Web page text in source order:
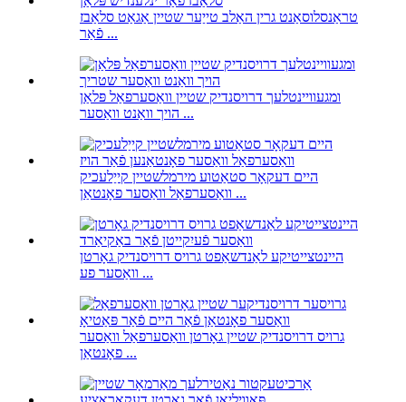
טראַנסלוסאַנט גרין האַלב טייַער שטיין אַגאַט סלאַבז
פֿאַר ...
ומגעוויינטלעך דרויסנדיק שטיין וואַסערפאַל פּלאַן
הויך וואַנט וואַסער ...
היים דעקאָר סטאַטוע מירמלשטיין קייַלעכיק
וואַסערפאַל וואַסער פאָנטאַן ...
היינטצייטיקע לאַנדשאַפט גרויס דרויסנדיק גאָרטן
וואַסער פע ...
גרויס דרויסנדיק שטיין גאָרטן וואַסערפאַל וואַסער
פאָנטאַן ...